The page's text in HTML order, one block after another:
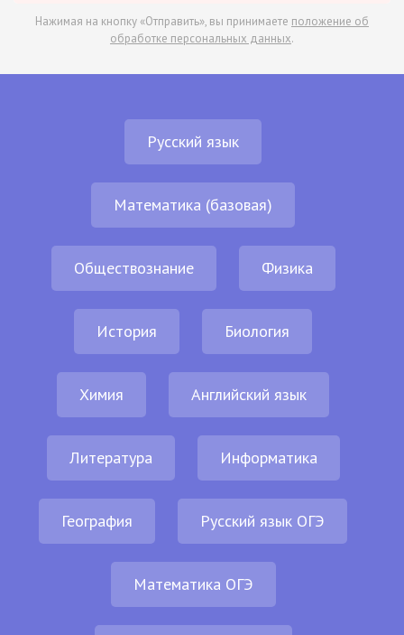
Нажимая на кнопку «Отправить», вы принимаете положение об
обработке персональных данных.
Русский язык
Математика (базовая)
Обществознание Физика
История Биология
Химия Английский язык
Литература Информатика
География Русский язык ОГЭ
Математика ОГЭ